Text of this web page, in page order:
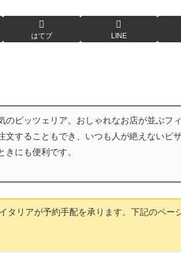
はてブ LINE
のピッツェリア。おしゃれなお店が並ぶフ
文することもでき、いつも人が絶えないピ
にも便利です。
タリアが予約手配を承ります。下記のペー